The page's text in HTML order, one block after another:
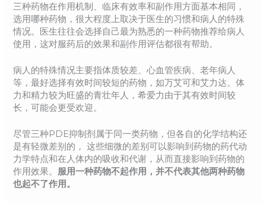
三种药物在作用机制、临床有效率和副作用方面基本相同，
选用哪种药物，很大程度上取决于医生的习惯和病人的特殊
情况。医生往往会选择自己最为熟悉的一种药物推荐给病人
使用，这对服药后的效果和副作用评估都很有帮助。
病人的特殊情况主要指体质较差、心血管疾病、老年病人
等，最好选择有效时间较短的药物，如万艾可和艾力达。体
力和精力较为旺盛的青壮年人，希爱力由于其有效时间较
长，可能会更受欢迎。
尽管三种PDE抑制剂属于同一类药物，但各自的化学结构还
是有轻微差别的， 这些细微的差别可以影响到药物的药代动
力学特点和在人体内的吸收和代谢，从而直接影响到药物的
作用效果。 服用一种药物不起作用，并不代表其他两种药物
也起不了作用。